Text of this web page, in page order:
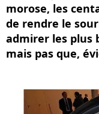
morose, les
de rendre le
admirer les plus
mais pas que,